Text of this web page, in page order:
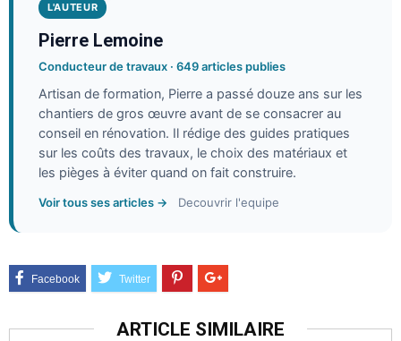
L'AUTEUR
Pierre Lemoine
Conducteur de travaux · 649 articles publies
Artisan de formation, Pierre a passé douze ans sur les
chantiers de gros œuvre avant de se consacrer au
conseil en rénovation. Il rédige des guides pratiques
sur les coûts des travaux, le choix des matériaux et
les pièges à éviter quand on fait construire.
Voir tous ses articles → Decouvrir l'equipe
ARTICLE SIMILAIRE